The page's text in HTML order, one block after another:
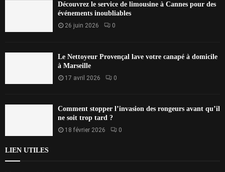
Découvrez le service de limousine à Cannes pour des
événements inoubliables
26 juin 2026 0
Le Nettoyeur Provençal lave votre canapé à domicile
à Marseille
17 avril 2026 0
Comment stopper l’invasion des rongeurs avant qu’il
ne soit trop tard ?
18 février 2026 0
LIEN UTILES